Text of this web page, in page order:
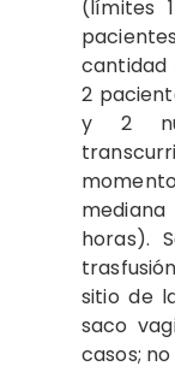
(límites
cantidad
2
y 2
horas).
sitio de
saco
casos;